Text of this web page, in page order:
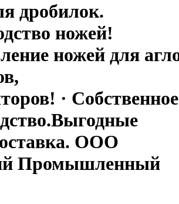
дробилок.
ножей!
ножей для
· Собственное
ООО
Промышленный